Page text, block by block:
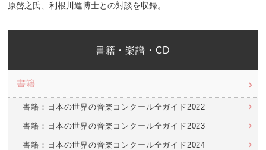
原啓之氏、利根川進博士との対談を収録。
書籍・楽譜・CD
書籍
書籍：日本の世界の音楽コンクール全ガイド2022
書籍：日本の世界の音楽コンクール全ガイド2023
書籍：日本の世界の音楽コンクール全ガイド2024